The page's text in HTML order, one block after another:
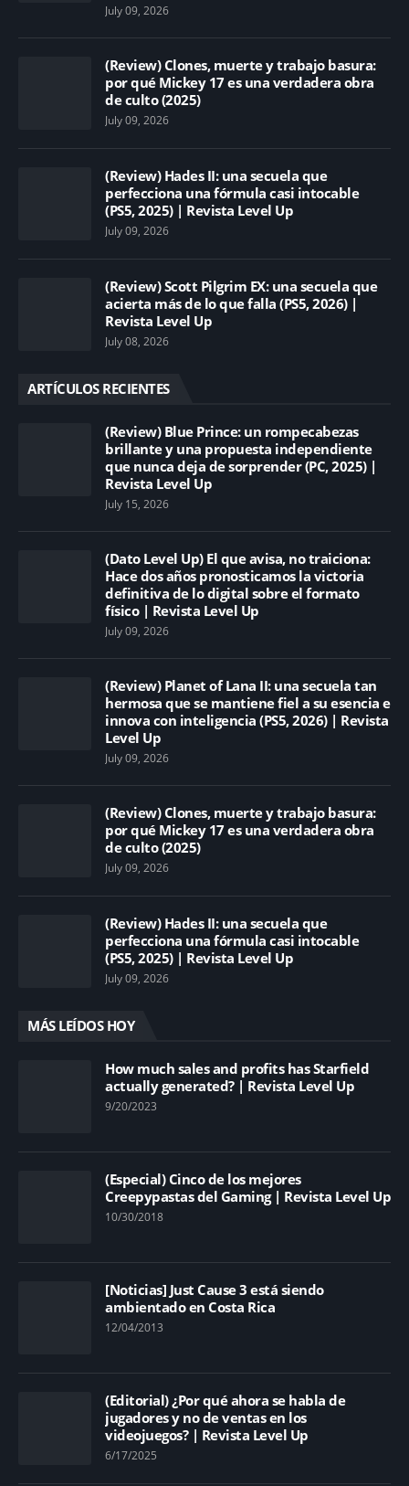
July 09, 2026
(Review) Clones, muerte y trabajo basura:
por qué Mickey 17 es una verdadera obra
de culto (2025)
July 09, 2026
(Review) Hades II: una secuela que
perfecciona una fórmula casi intocable
(PS5, 2025) | Revista Level Up
July 09, 2026
(Review) Scott Pilgrim EX: una secuela que
acierta más de lo que falla (PS5, 2026) |
Revista Level Up
July 08, 2026
ARTÍCULOS RECIENTES
(Review) Blue Prince: un rompecabezas
brillante y una propuesta independiente
que nunca deja de sorprender (PC, 2025) |
Revista Level Up
July 15, 2026
(Dato Level Up) El que avisa, no traiciona:
Hace dos años pronosticamos la victoria
definitiva de lo digital sobre el formato
físico | Revista Level Up
July 09, 2026
(Review) Planet of Lana II: una secuela tan
hermosa que se mantiene fiel a su esencia e
innova con inteligencia (PS5, 2026) | Revista
Level Up
July 09, 2026
(Review) Clones, muerte y trabajo basura:
por qué Mickey 17 es una verdadera obra
de culto (2025)
July 09, 2026
(Review) Hades II: una secuela que
perfecciona una fórmula casi intocable
(PS5, 2025) | Revista Level Up
July 09, 2026
MÁS LEÍDOS HOY
How much sales and profits has Starfield
actually generated? | Revista Level Up
9/20/2023
(Especial) Cinco de los mejores
Creepypastas del Gaming | Revista Level Up
10/30/2018
[Noticias] Just Cause 3 está siendo
ambientado en Costa Rica
12/04/2013
(Editorial) ¿Por qué ahora se habla de
jugadores y no de ventas en los
videojuegos? | Revista Level Up
6/17/2025